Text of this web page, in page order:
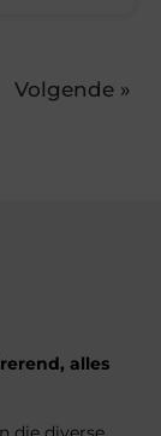
Volgende »
alles